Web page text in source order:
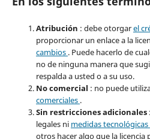
Atribución : debe otorgarel
proporcionar un enlace a la
cambios . Puede hacerlo de
no de ninguna manera que
respalda a usted o a su uso.
No comercial : no puede
comerciales .
Sin restricciones adicionales
legales ni medidas tecnológicas
otros hacer algo que la licencia